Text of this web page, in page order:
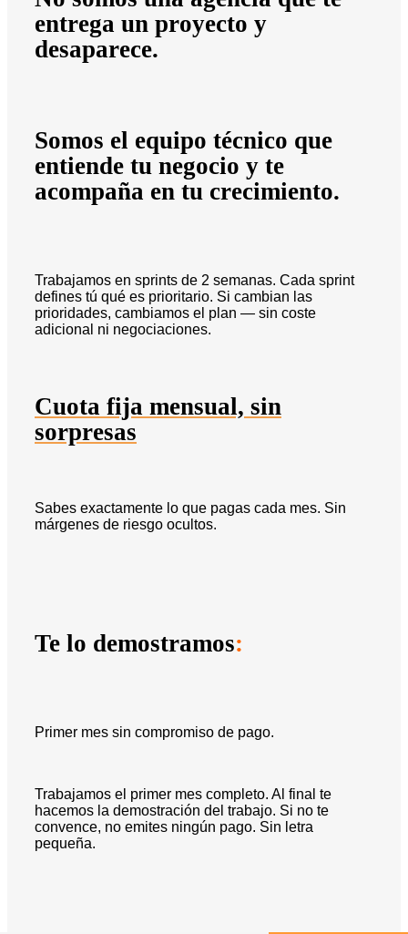
entrega un proyecto y
desaparece.
Somos el equipo técnico que
entiende tu negocio y te
acompaña en tu crecimiento.
Trabajamos en sprints de 2 semanas. Cada sprint
defines tú qué es prioritario. Si cambian las
prioridades, cambiamos el plan — sin coste
adicional ni negociaciones.
Cuota fija mensual, sin
sorpresas
Sabes exactamente lo que pagas cada mes. Sin
márgenes de riesgo ocultos.
Te lo demostramos:
Primer mes sin compromiso de pago.
Trabajamos el primer mes completo. Al final te
hacemos la demostración del trabajo. Si no te
convence, no emites ningún pago. Sin letra
pequeña.